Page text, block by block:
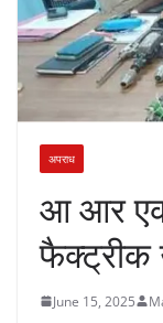
अपराध
आ आर
फैक्ट्रीक
June 15, 2025